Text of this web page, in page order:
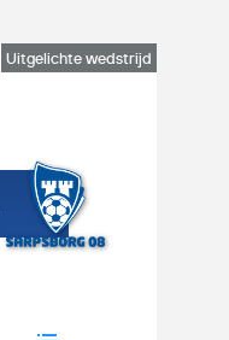
Uitgelichte wedstrijd